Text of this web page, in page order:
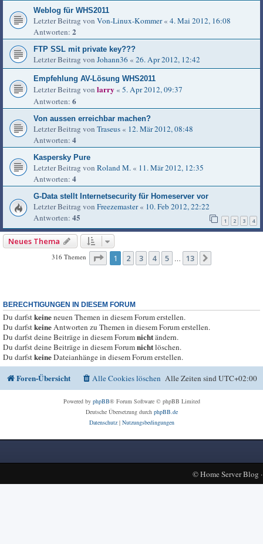
Weblog für WHS2011
Letzter Beitrag von Von-Linux-Kommer« 4. Mai 2012, 16:08
Antworten: 2
FTP SSL mit private key???
Letzter Beitrag von Johann36 « 26. Apr 2012, 12:42
Empfehlung AV-Lösung WHS2011
Letzter Beitrag von larry « 5. Apr 2012, 09:37
Antworten: 6
Von aussen erreichbar machen?
Letzter Beitrag von Traseus « 12. Mär 2012, 08:48
Antworten: 4
Kaspersky Pure
Letzter Beitrag von Roland M. « 11. Mär 2012, 12:35
Antworten: 4
G-Data stellt Internetsecurity für Homeserver vor
Letzter Beitrag von Freezemaster« 10. Feb 2012, 22:22
Antworten: 45 1 2 3 4
Neues Thema
316 Themen Seite 1von 13
1 2 3 4 5 … 13
BERECHTIGUNGEN IN DIESEM FORUM
Du darfstkeineneuen Themen in diesem Forum erstellen.
Du darfstkeineAntworten zu Themen in diesem Forum erstellen.
Du darfst deine Beiträge in diesem Forumnichtändern.
Du darfst deine Beiträge in diesem Forumnichtlöschen.
Du darfstkeineDateianhänge in diesem Forum erstellen.
Foren-Übersicht Alle Zeiten sindUTC+02:00
Alle Cookies löschen
Powered by phpBB® Forum Software © phpBB Limited
Deutsche Übersetzung durch phpBB.de
Datenschutz| Nutzungsbedingungen
©Home Server Blog